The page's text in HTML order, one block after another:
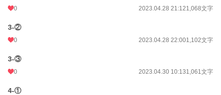
0 2023.04.28 21:121,068文字
3-②
0 2023.04.28 22:001,102文字
3-③
0 2023.04.30 10:131,061文字
4-①